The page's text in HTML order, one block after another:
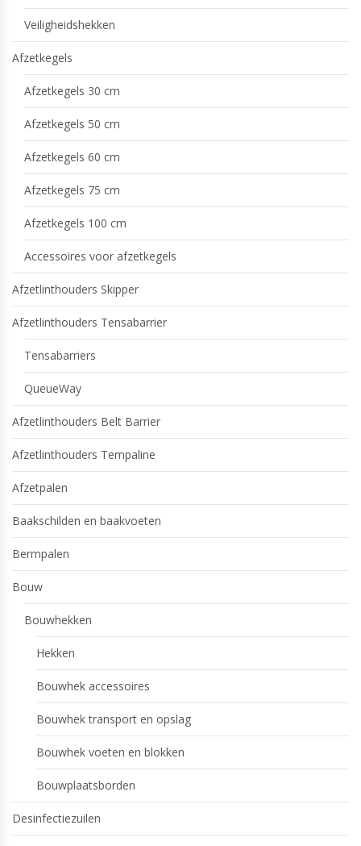
Veiligheidshekken
Afzetkegels
Afzetkegels 30 cm
Afzetkegels 50 cm
Afzetkegels 60 cm
Afzetkegels 75 cm
Afzetkegels 100 cm
Accessoires voor afzetkegels
Afzetlinthouders Skipper
Afzetlinthouders Tensabarrier
Tensabarriers
QueueWay
Afzetlinthouders Belt Barrier
Afzetlinthouders Tempaline
Afzetpalen
Baakschilden en baakvoeten
Bermpalen
Bouw
Bouwhekken
Hekken
Bouwhek accessoires
Bouwhek transport en opslag
Bouwhek voeten en blokken
Bouwplaatsborden
Desinfectiezuilen